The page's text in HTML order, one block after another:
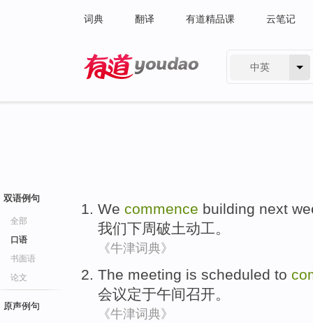
词典 翻译 有道精品课 云笔记
中英
双语例句
全部
口语
书面语
论文
原声例句
We commence building next
我们下周破土动工。
《牛津词典》
The meeting is scheduled to
会议定于午间召开。
《牛津词典》